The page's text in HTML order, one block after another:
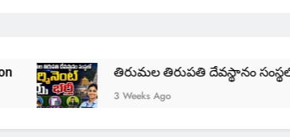
తిరుమల తిరుపతి దేవస్థానం సంస్థలో ఉద్యోగాలు |
3 Weeks Ago